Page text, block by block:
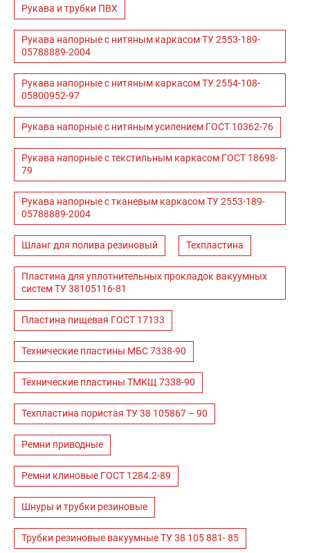
Рукава и трубки ПВХ
Рукава напорные с нитяным каркасом ТУ 2553-189-
05788889-2004
Рукава напорные с нитяным каркасом ТУ 2554-108-
05800952-97
Рукава напорные с нитяным усилением ГОСТ 10362-76
Рукава напорные с текстильным каркасом ГОСТ 18698-
79
Рукава напорные с тканевым каркасом ТУ 2553-189-
05788889-2004
Шланг для полива резиновый Техпластина
Пластина для уплотнительных прокладок вакуумных
систем ТУ 38105116-81
Пластина пищевая ГОСТ 17133
Технические пластины МБС 7338-90
Технические пластины ТМКЩ 7338-90
Техпластина пористая ТУ 38 105867 – 90
Ремни приводные
Ремни клиновые ГОСТ 1284.2-89
Шнуры и трубки резиновые
Трубки резиновые вакуумные ТУ 38 105 881- 85